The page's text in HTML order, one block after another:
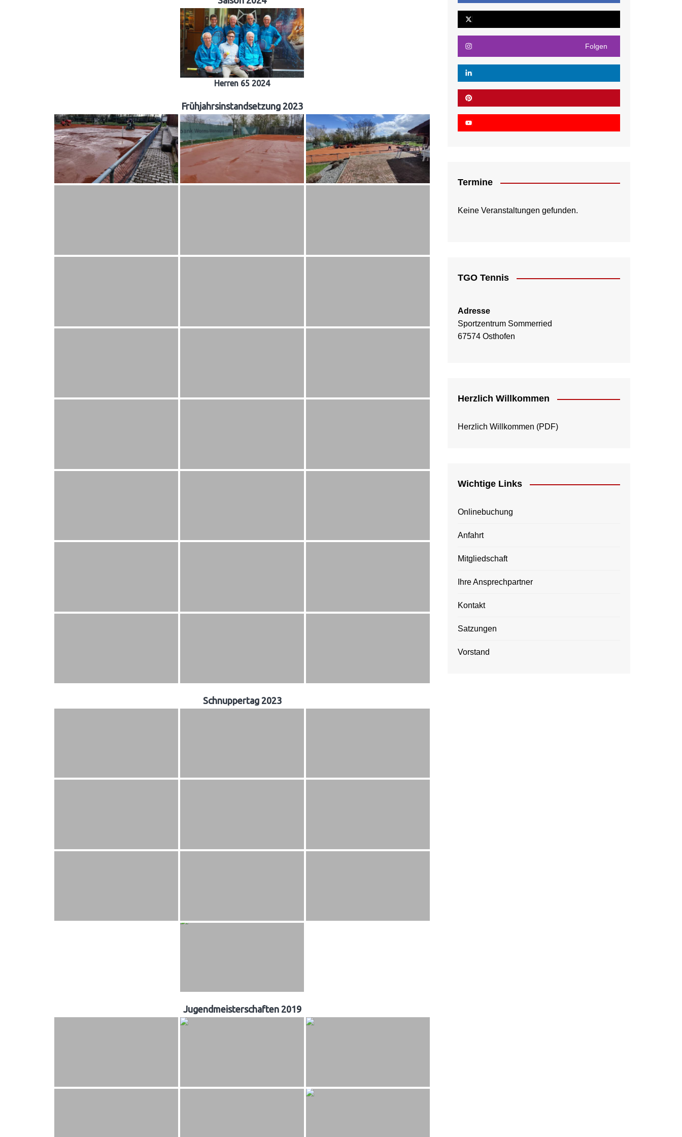
Herren 65 2024
Frühjahrsinstandsetzung 2023
Schnuppertag 2023
Jugendmeisterschaften 2019
Folgen
Termine
Keine Veranstaltungen gefunden.
TGO Tennis
Adresse
Sportzentrum Sommerried
67574 Osthofen
Herzlich Willkommen
Herzlich Willkommen (PDF)
Wichtige Links
Onlinebuchung
Anfahrt
Mitgliedschaft
Ihre Ansprechpartner
Kontakt
Satzungen
Vorstand